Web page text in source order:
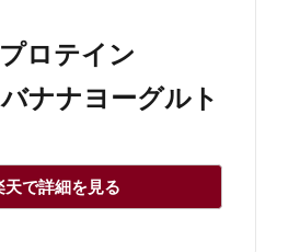
ロテイン
ナナヨーグルト
天で詳細を見る